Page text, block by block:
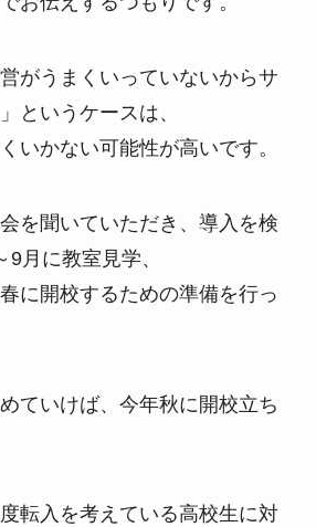
がうまくいっていないからサ
というケースは、
いかない可能性が高いです。
を聞いていただき、導入を検
月に教室見学、
に開校するための準備を行っ
ていけば、今年秋に開校立ち
転入を考えている高校生に対